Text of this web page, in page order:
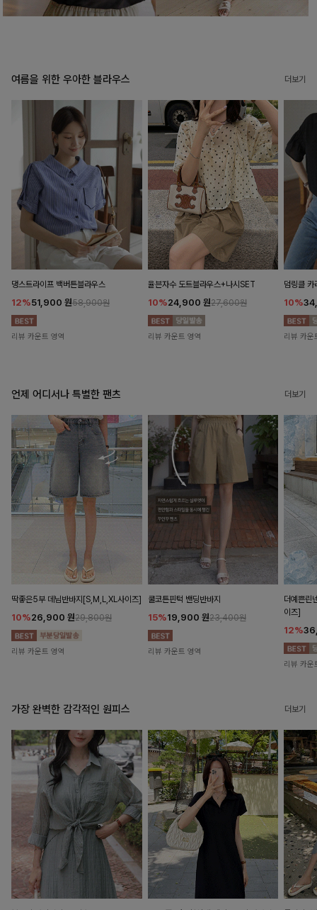
여름을 위한 우아한 블라우스 더보기
댕스트라이프 백버튼블라우스
12%51,900 원58,900원
리뷰 카운트 영역
율븐자수 도트블라우스+나시SET
10%24,900 원27,600원
리뷰 카운트 영역
덤링클 카
10%
리뷰 카운
언제 어디서나 특별한 팬츠 더보기
딱좋은5부 데님반바지[S,M,L,XL사이즈]
10%26,900 원29,800원
리뷰 카운트 영역
쿨코튼핀턱 밴딩반바지
15%19,900 원23,400원
리뷰 카운트 영역
더예쁜린
이즈]
12%
리뷰 카운
가장 완벽한 감각적인 원피스 더보기